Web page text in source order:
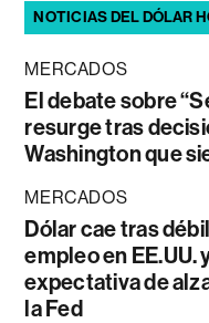
NOTICIAS DEL DÓLAR
MERCADOS
El debate sobre
resurge tras
Washington que
MERCADOS
Dólar cae tras
empleo en EE.UU.
expectativa de
la Fed